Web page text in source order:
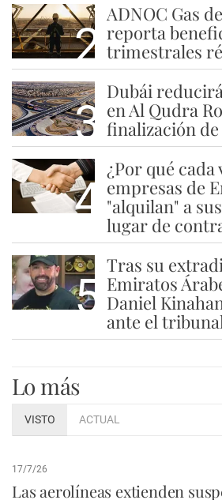
2
ADNOC Gas
reporta
trimestrales
3
Dubái
en Al Qudra
finalización de
4
¿Por qué cada
empresas de
"alquilan" a
lugar de
5
Tras su
Emiratos
Daniel
ante el
Lo más
VISTO ACTUAL
17/7/26
Las aerolíneas extienden